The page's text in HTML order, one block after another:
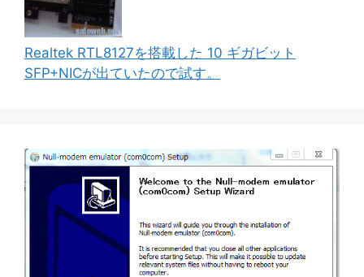
Realtek RTL8127を搭載した 10 ギガビット
SFP+NICが出ていたので試す。